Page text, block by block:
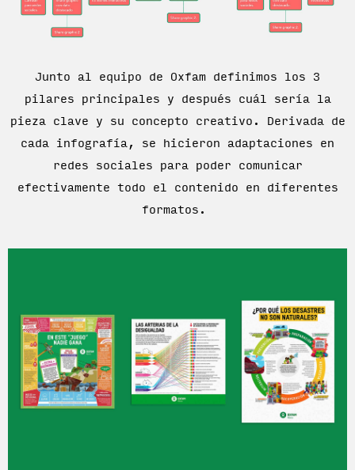
Junto al equipo de Oxfam definimos los 3
pilares principales y después cuál sería la
pieza clave y su concepto creativo. Derivada de
cada infografía, se hicieron adaptaciones en
redes sociales para poder comunicar
efectivamente todo el contenido en diferentes
formatos.